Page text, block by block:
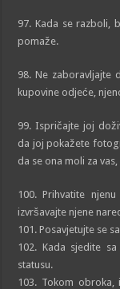
97. Kada se razboli,
pomaže.
98. Ne zaboravljajte
kupovine odjeće,
99. Ispričajte joj
da joj pokažete
da se ona moli za
100. Prihvatite
izvršavajte njene
101. Posavjetujte se
102. Kada sjedite
statusu.
103. Tokom